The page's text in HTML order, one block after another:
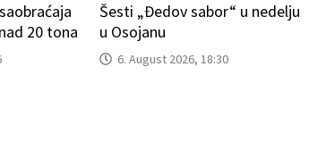
20 tona
Šesti „Đedov sabor“ u nedelju
u Osojanu
6. August 2026, 18:30